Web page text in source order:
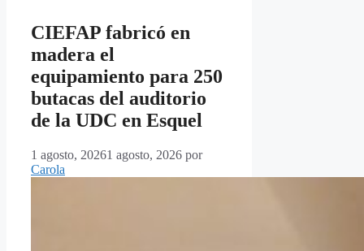
CIEFAP fabricó en
madera el
equipamiento para 250
butacas del auditorio
de la UDC en Esquel
1 agosto, 20261 agosto, 2026 por
Carola